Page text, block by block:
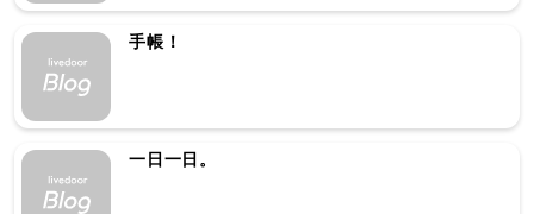
手帳！
一日一日。